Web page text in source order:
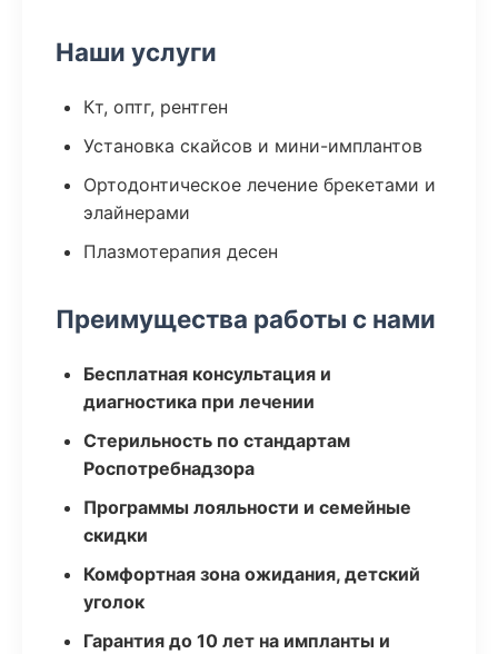
Наши услуги
Кт, оптг, рентген
Установка скайсов и мини-имплантов
Ортодонтическое лечение брекетами и
элайнерами
Плазмотерапия десен
Преимущества работы с нами
Бесплатная консультация и
диагностика при лечении
Стерильность по стандартам
Роспотребнадзора
Программы лояльности и семейные
скидки
Комфортная зона ожидания, детский
уголок
Гарантия до 10 лет на импланты и